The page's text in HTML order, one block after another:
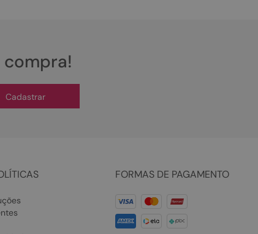
compra!
Cadastrar
FORMAS DE PAGAMENTO